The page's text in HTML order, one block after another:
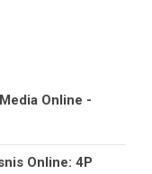
Online -
Online: 4P